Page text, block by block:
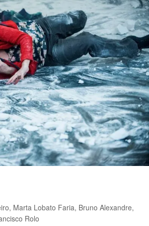
Marta Lobato Faria, Bruno Alexandre,
Rolo